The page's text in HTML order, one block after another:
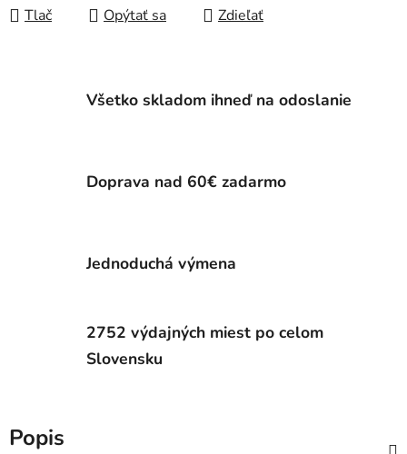
Tlač Opýtať sa Zdieľať
Všetko skladom ihneď na odoslanie
Doprava nad 60€ zadarmo
Jednoduchá výmena
2752 výdajných miest po celom
Slovensku
Popis